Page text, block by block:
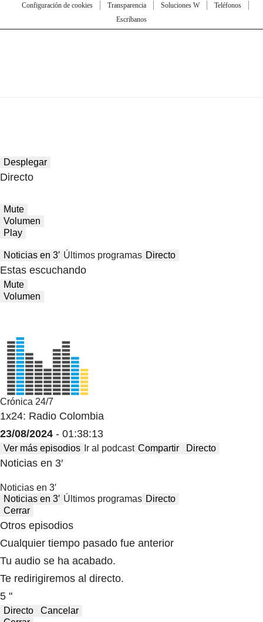
Configuración de cookies
Transparencia Soluciones W
Teléfonos
Escríbanos
Desplegar
Directo
Mute
Volumen
Play
Noticias en 3′ Últimos programas Directo
Estas escuchando
Mute
Volumen
Crónica 24/7
1x24: Radio Colombia
23/08/2024 - 01:38:13
Ver más episodios Ir al podcast Compartir Directo
Noticias en 3′
Noticias en 3′
Noticias en 3′ Últimos programas Directo
Cerrar
Otros episodios
Cualquier tiempo pasado fue anterior
Tu audio se ha acabado.
Te redirigiremos al directo.
5 "
Directo
Cancelar